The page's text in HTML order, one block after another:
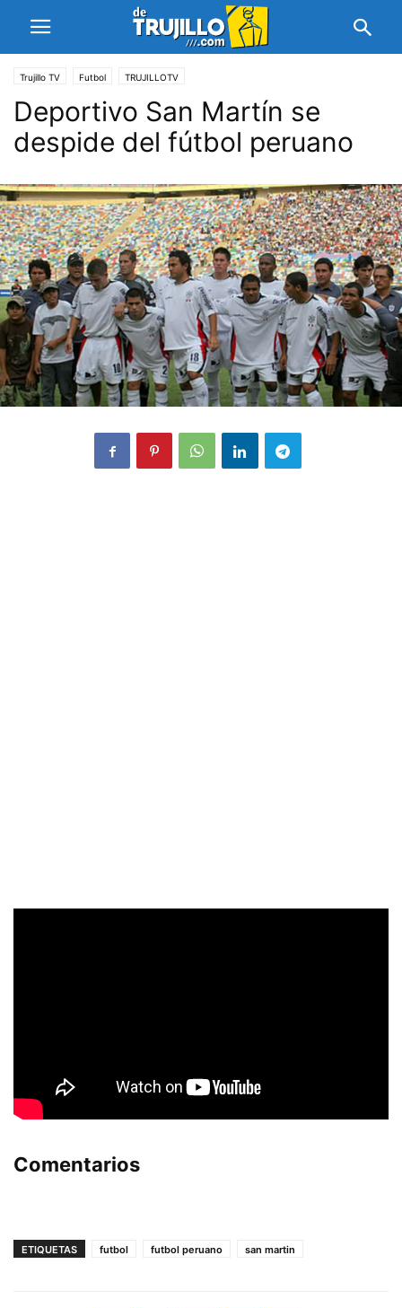
Trujillo TV Futbol TRUJILLOTV
Deportivo San Martín se
despide del fútbol peruano
Comentarios
ETIQUETAS futbol futbol peruano san martin